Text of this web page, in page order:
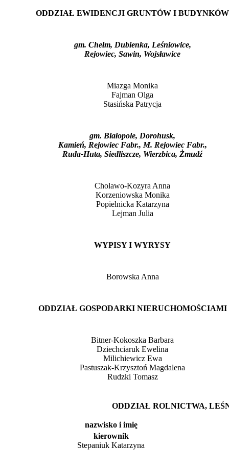
ODDZIAŁ EWIDENCJI GRUNTÓW I BUDYNKÓW
gm. Chełm, Dubienka, Leśniowice,
Rejowiec, Sawin, Wojsławice
Miazga Monika
Fajman Olga
Stasińska Patrycja
gm. Białopole, Dorohusk,
Kamień, Rejowiec Fabr., M. Rejowiec Fabr.,
Ruda-Huta, Siedliszcze, Wierzbica, Żmudź
Cholawo-Kozyra Anna
Korzeniowska Monika
Popielnicka Katarzyna
Lejman Julia
WYPISY I WYRYSY
Borowska Anna
ODDZIAŁ GOSPODARKI NIERUCHOMOŚCIAMI
Bitner-Kokoszka Barbara
Dziechciaruk Ewelina
Milichiewicz Ewa
Pastuszak-Krzysztoń Magdalena
Rudzki Tomasz
ODDZIAŁ ROLNICTWA,
nazwisko i imię
kierownik
Stepaniuk Katarzyna